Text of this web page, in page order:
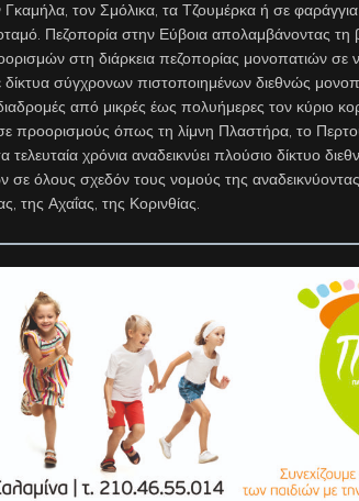
τον Σμόλικα, τα Τζουμέρκα ή σε
Πεζοπορία στην Εύβοια απολαμβάνοντας τη
στη διάρκεια πεζοπορίας μονοπατιών σε
δίκτυα σύγχρονων πιστοποιημένων διεθνώς
από μικρές έως πολυήμερες τον κύριο
προορισμούς όπως τη λίμνη Πλαστήρα, το
χρόνια αναδεικνύει πλούσιο δίκτυο
σε όλους σχεδόν τους νομούς της
της Αχαΐας, της Κορινθίας.